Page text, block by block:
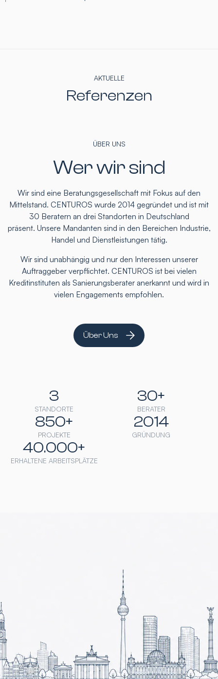
AKTUELLE
Referenzen
ÜBER UNS
Wer wir sind
Wir sind eine Beratungsgesellschaft mit Fokus auf den
Mittelstand. CENTUROS wurde 2014 gegründet und ist mit
30 Beratern an drei Standorten in Deutschland
präsent. Unsere Mandanten sind in den Bereichen Industrie,
Handel und Dienstleistungen tätig.
Wir sind unabhängig und nur den Interessen unserer
Auftraggeber verpflichtet. CENTUROS ist bei vielen
Kreditinstituten als Sanierungsberater anerkannt und wird in
vielen Engagements empfohlen.
Über Uns
STANDORTE
3
BERATER
30+
PROJEKTE
850+
GRÜNDUNG
2014
ERHALTENE ARBEITSPLÄTZE
40.000+